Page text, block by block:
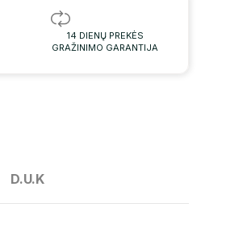
14 DIENŲ PREKĖS
GRAŽINIMO GARANTIJA
D.U.K